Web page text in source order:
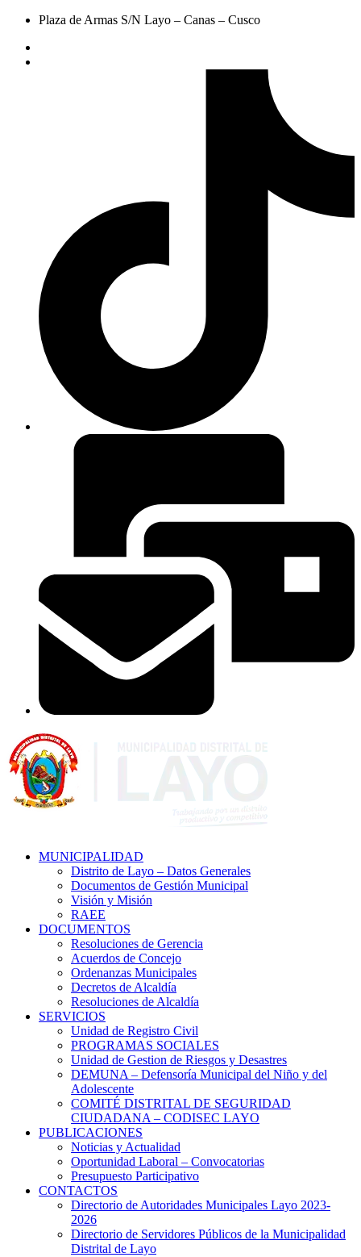
Plaza de Armas S/N Layo – Canas – Cusco
MUNICIPALIDAD
Distrito de Layo – Datos Generales
Documentos de Gestión Municipal
Visión y Misión
RAEE
DOCUMENTOS
Resoluciones de Gerencia
Acuerdos de Concejo
Ordenanzas Municipales
Decretos de Alcaldía
Resoluciones de Alcaldía
SERVICIOS
Unidad de Registro Civil
PROGRAMAS SOCIALES
Unidad de Gestion de Riesgos y Desastres
DEMUNA – Defensoría Municipal del Niño y del
Adolescente
COMITÉ DISTRITAL DE SEGURIDAD
CIUDADANA – CODISEC LAYO
PUBLICACIONES
Noticias y Actualidad
Oportunidad Laboral – Convocatorias
Presupuesto Participativo
CONTACTOS
Directorio de Autoridades Municipales Layo 2023-
2026
Directorio de Servidores Públicos de la Municipalidad
Distrital de Layo